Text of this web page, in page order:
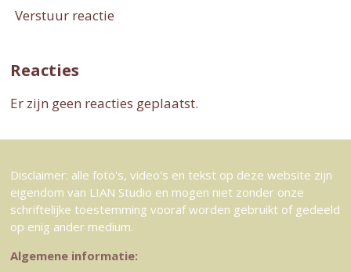
Verstuur reactie
Reacties
Er zijn geen reacties geplaatst.
Disclaimer: alle foto's, video's en tekst op deze website zijn
eigendom van LIAN Studio en mogen niet zonder onze
schriftelijke toestemming vooraf worden gebruikt of gedeeld
op enig ander medium.
Algemene informatie: